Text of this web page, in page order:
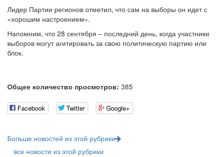
Лидер Партии регионов отметил, что сам на выборы он идет с
«хорошим настроением».
Напомним, что 28 сентября – последний день, когда участники
выборов могут агитировать за свою политическую партию или
блок.
Общее количество просмотров: 385
Facebook Twitter Google+
Больше новостей из этой рубрики
все новости из этой рубрики